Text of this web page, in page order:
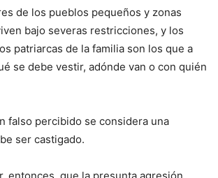
de los pueblos pequeños y zonas
bajo severas restricciones, y los
patriarcas de la familia son los que a
se debe vestir, adónde van o con quién
falso percibido se considera una
ser castigado.